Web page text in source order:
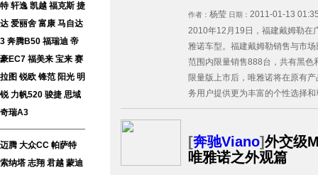
特 轩逸 凯越 福克斯 捷
达 爱丽舍 富康 马自达
3 奔腾B50 福瑞迪 帝
豪EC7 福美来 宝来 赛
拉图 锐欧 锋范 阳光 明
锐 力帆520 骏捷 思域
奇瑞A3
迈腾 大众CC 帕萨特
索纳塔 志翔 君越 蒙迪
作者： 杨莹 日期： 2011-01-13
2010年12月19日，福建戴姆勒在
雅诺车型。福建戴姆勒销售与市
范围内限量销售888台，共有黑色
限量版上市后，唯雅诺将在原有
务用户提供更为丰富的个性选择和
[奔驰Viano]外交级
唯雅诺之外观篇